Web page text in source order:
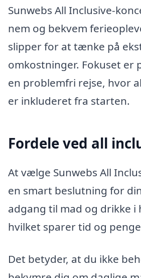
Sunwebs All Inclusive-
nem og bekvem
slipper for at tænke på
omkostninger. Fokuset er
en problemfri rejse, hvor
er inkluderet fra starten.
Fordele ved all
At vælge Sunwebs All
en smart beslutning for
adgang til mad og drikke i
hvilket sparer tid og
Det betyder, at du ikke